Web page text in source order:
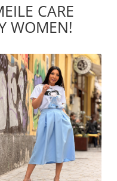
CARE
WOMEN!